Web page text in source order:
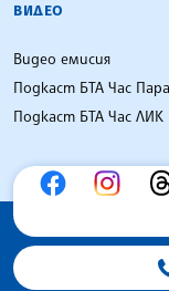
ВИДЕО
Видео емисия
Подкаст БТА Час
Подкаст БТА Час ЛИК